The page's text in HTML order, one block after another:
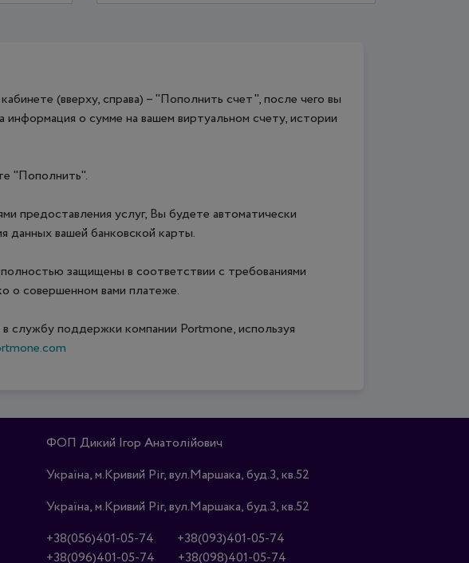
(вверху, справа) – "Пополнить счет", после чего вы
о сумме на вашем виртуальном счету, истории
"Пополнить".
предоставления услуг, Вы будете автоматически
данных вашей банковской карты.
защищены в соответствии с требованиями
о совершенном вами платеже.
службу поддержки компании Portmone, используя
ФОП Дикий Ігор Анатолійович
Україна, м.Кривий Ріг, вул.Маршака, буд.3, кв.52
Україна, м.Кривий Ріг, вул.Маршака, буд.3, кв.52
+38(056)401-05-74
+38(093)401-05-74
+38(096)401-05-74
+38(098)401-05-74